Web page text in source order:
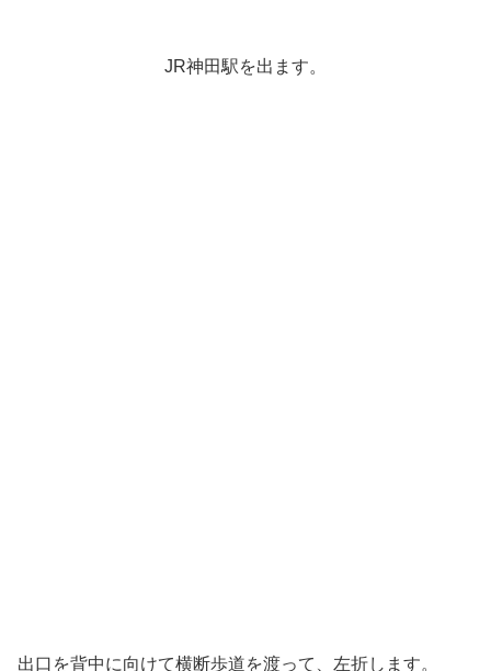
JR神田駅を出ます。
出口を背中に向けて横断歩道を渡って、左折します。